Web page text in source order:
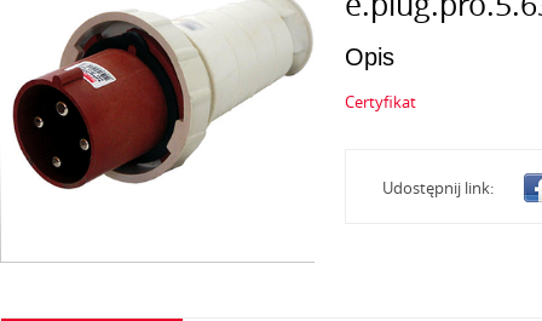
Opis
Certyfikat
Udostępnij link: